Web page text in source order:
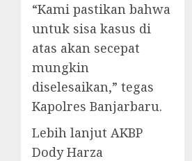
“Kami pastikan bahwa
untuk sisa kasus di
atas akan secepat
mungkin
diselesaikan,” tegas
Kapolres Banjarbaru.
Lebih lanjut AKBP
Dody Harza